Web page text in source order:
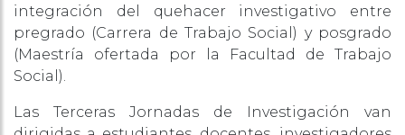
integración del quehacer investigativo entre
pregrado (Carrera de Trabajo Social) y posgrado
(Maestría ofertada por la Facultad de Trabajo
Social).
Las Terceras Jornadas de Investigación van